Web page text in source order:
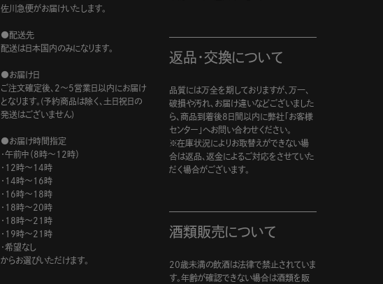
佐川急便がお届けいたします。
●配送先
配送は日本国内のみになります。
●お届け日
ご注文確定後、2～5営業日以内にお届け
となります。(予約商品は除く、土日祝日の
発送はございません)
●お届け時間指定
・午前中（8時～12時）
・12時～14時
・14時～16時
・16時～18時
・18時～20時
・18時～21時
・19時～21時
・希望なし
からお選びいただけます。
返品・交換について
品質には万全を期しておりますが、万一、
破損や汚れ、お届け違いなどございました
ら、商品到着後8日間以内に弊社「お客様
センター」へお問い合わせください。
※在庫状況によりお取替えができない場
合は返品、返金によるご対応をさせていた
だく場合がございます。
酒類販売について
20歳未満の飲酒は法律で禁止されていま
す。年齢が確認できない場合は酒類を販